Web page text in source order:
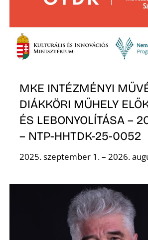
MKE INTÉZMÉNYI
DIÁKKÖRI MŰHELY
ÉS LEBONYOLÍTÁSA –
– NTP-HHTDK-25-0052
2025. szeptember 1. – 2026.